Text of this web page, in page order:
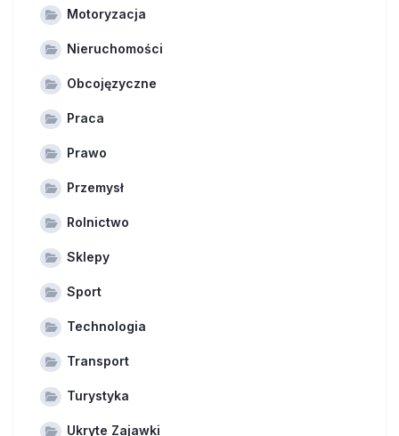
Motoryzacja
Nieruchomości
Obcojęzyczne
Praca
Prawo
Przemysł
Rolnictwo
Sklepy
Sport
Technologia
Transport
Turystyka
Ukryte Zajawki